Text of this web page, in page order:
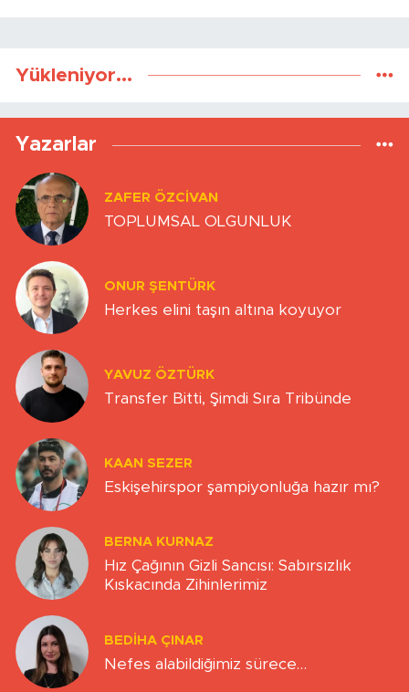
Yükleniyor...
Yazarlar
ZAFER ÖZCIVAN
TOPLUMSAL OLGUNLUK
ONUR ŞENTÜRK
Herkes elini taşın altına koyuyor
YAVUZ ÖZTÜRK
Transfer Bitti, Şimdi Sıra Tribünde
KAAN SEZER
Eskişehirspor şampiyonluğa hazır mı?
BERNA KURNAZ
Hız Çağının Gizli Sancısı: Sabırsızlık
Kıskacında Zihinlerimiz
BEDIHA ÇINAR
Nefes alabildiğimiz sürece…